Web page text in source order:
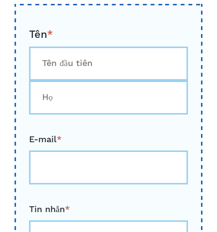
Tên*
Đầu
tiên
E-mail*
Tin nhắn*